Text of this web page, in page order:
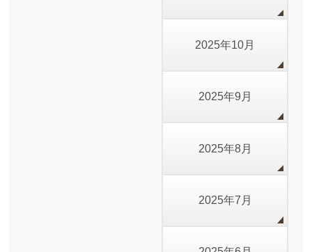
2025年10月
2025年9月
2025年8月
2025年7月